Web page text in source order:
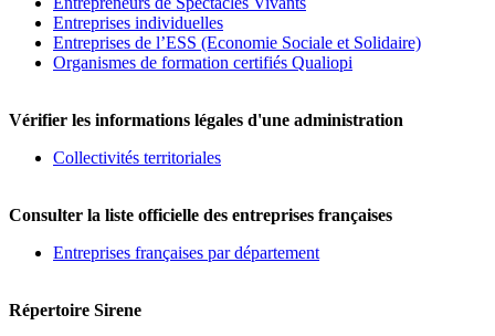
Entreprises individuelles
Entreprises de l’ESS (Economie Sociale et Solidaire)
Organismes de formation certifiés Qualiopi
Vérifier les informations légales d'une administration
Collectivités territoriales
Consulter la liste officielle des entreprises françaises
Entreprises françaises par département
Répertoire Sirene